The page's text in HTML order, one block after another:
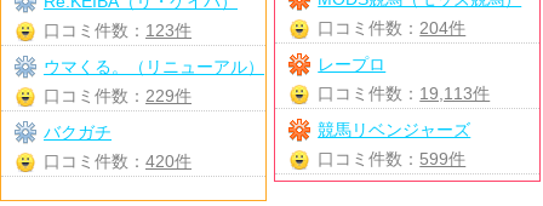
口コミ件数： 204件
レープロ
口コミ件数： 19,113件
競馬リベンジャーズ
口コミ件数： 599件
口コミ件数： 123件
ウマくる。（リニューアル）
口コミ件数： 229件
バクガチ
口コミ件数： 420件